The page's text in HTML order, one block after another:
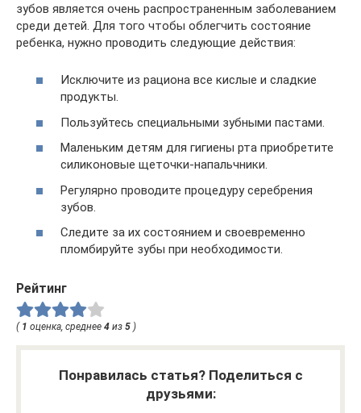
зубов является очень распространенным заболеванием
среди детей. Для того чтобы облегчить состояние
ребенка, нужно проводить следующие действия:
Исключите из рациона все кислые и сладкие
продукты.
Пользуйтесь специальными зубными пастами.
Маленьким детям для гигиены рта приобретите
силиконовые щеточки-напальчники.
Регулярно проводите процедуру серебрения
зубов.
Следите за их состоянием и своевременно
пломбируйте зубы при необходимости.
Рейтинг
( 1 оценка, среднее 4 из 5 )
Понравилась статья? Поделиться с
друзьями: